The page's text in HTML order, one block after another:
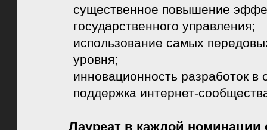
существенное повышение
государственного управления;
использование самых
уровня;
инновационность разработок в
поддержка интернет-
Лауреат в каждой номинации